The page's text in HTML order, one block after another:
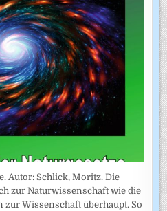
Autor: Schlick, Moritz. Die
zur Naturwissenschaft wie die
Wissenschaft überhaupt. So